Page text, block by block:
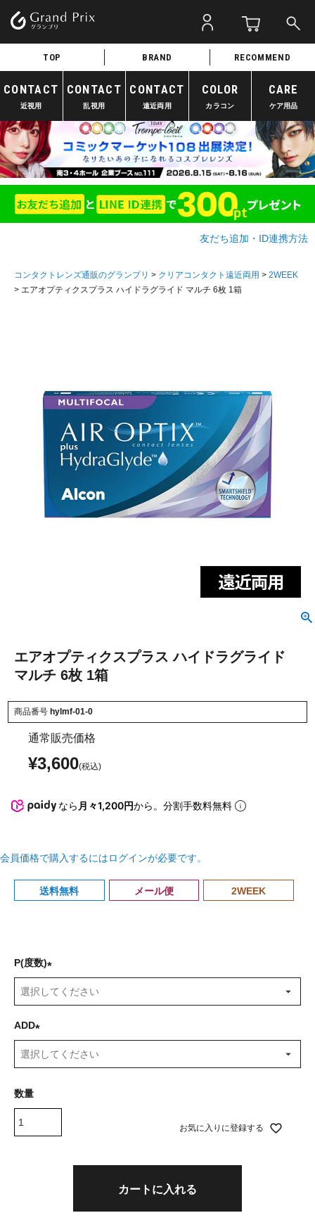
TOP BRAND RECOMMEND
CONTACT
近視用
CONTACT
乱視用
CONTACT
遠近両用
COLOR
カラコン
CARE
ケア用品
友だち追加・ID連携方法
コンタクトレンズ通販のグランプリ クリアコンタクト遠近両用
2WEEK
エアオプティクスプラス ハイドラグライド マルチ 6枚 1箱
エアオプティクスプラス ハイドラグライド
マルチ 6枚 1箱
商品番号 hylmf-01-0
通常販売価格
¥3,600
なら 月々1,200円から。分割手数料無料
会員価格で購入するにはログインが必要です。
送料無料 メール便 2WEEK
P(度数)
必
)
ADD
(
必
お気に入りに登録する
カートに入れる